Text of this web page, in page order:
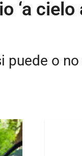
‘a cielo
puede o